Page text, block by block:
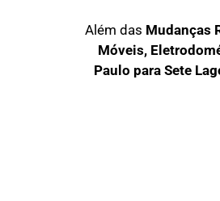
Além das Mudanças
Móveis,
Paulo para Sete